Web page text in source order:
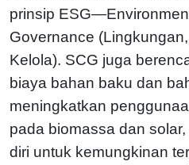
prinsip
Governance
Kelola). SCG juga
biaya bahan baku dan
meningkatkan
pada biomassa dan
diri untuk kemungkinan